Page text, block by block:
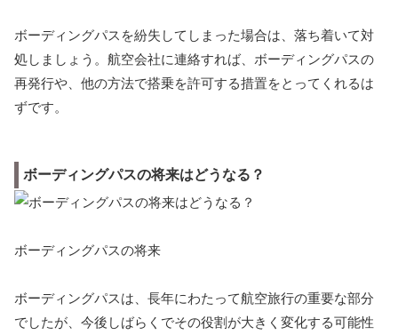
ボーディングパスを紛失してしまった場合は、落ち着いて対
処しましょう。航空会社に連絡すれば、ボーディングパスの
再発行や、他の方法で搭乗を許可する措置をとってくれるは
ずです。
ボーディングパスの将来はどうなる？
ボーディングパスの将来
ボーディングパスは、長年にわたって航空旅行の重要な部分
でしたが、今後しばらくでその役割が大きく変化する可能性